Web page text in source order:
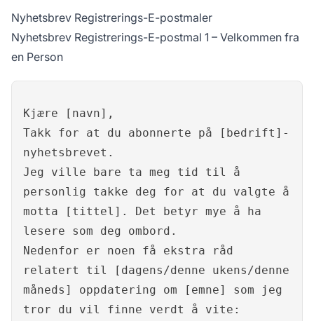
Nyhetsbrev Registrerings-E-postmaler
Nyhetsbrev Registrerings-E-postmal 1 – Velkommen fra
en Person
Kjære [navn],
Takk for at du abonnerte på [bedrift]-
nyhetsbrevet.
Jeg ville bare ta meg tid til å
personlig takke deg for at du valgte å
motta [tittel]. Det betyr mye å ha
lesere som deg ombord.
Nedenfor er noen få ekstra råd
relatert til [dagens/denne ukens/denne
måneds] oppdatering om [emne] som jeg
tror du vil finne verdt å vite: